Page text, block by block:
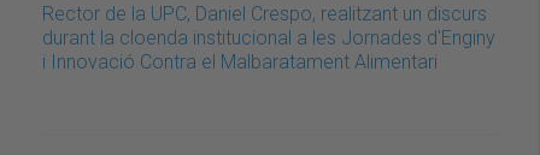
Rector de la UPC, Daniel Crespo, realitzant un discurs
durant la cloenda institucional a les Jornades d'Enginy
i Innovació Contra el Malbaratament Alimentari